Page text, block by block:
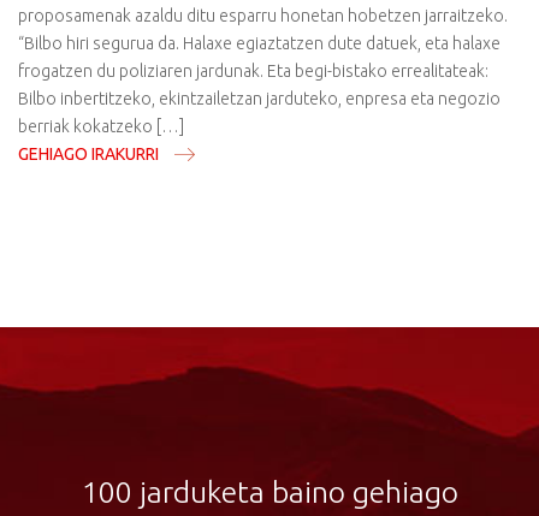
proposamenak azaldu ditu esparru honetan hobetzen jarraitzeko.
“Bilbo hiri segurua da. Halaxe egiaztatzen dute datuek, eta halaxe
frogatzen du poliziaren jardunak. Eta begi-bistako errealitateak:
Bilbo inbertitzeko, ekintzailetzan jarduteko, enpresa eta negozio
berriak kokatzeko […]
GEHIAGO IRAKURRI
100 jarduketa baino gehiago